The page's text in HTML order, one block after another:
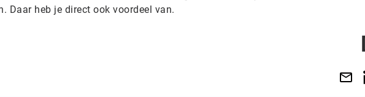
Daar heb je direct ook voordeel van.